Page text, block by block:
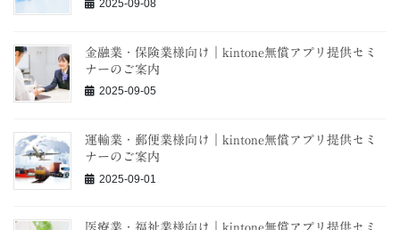
2025-09-08
金融業・保険業様向け｜kintone無償アプリ提供セミ
ナーのご案内
2025-09-05
運輸業・郵便業様向け｜kintone無償アプリ提供セミ
ナーのご案内
2025-09-01
医療業・福祉業様向け｜kintone無償アプリ提供セミ